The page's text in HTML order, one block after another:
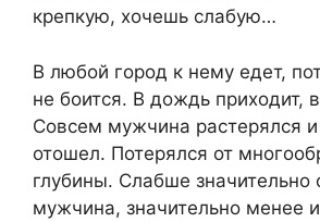
крепкую, хочешь слабую…
В любой город к нему едет,
не боится. В дождь приходит, в
Совсем мужчина растерялся и
отошел. Потерялся от
глубины. Слабше значительно
мужчина, значительно менее